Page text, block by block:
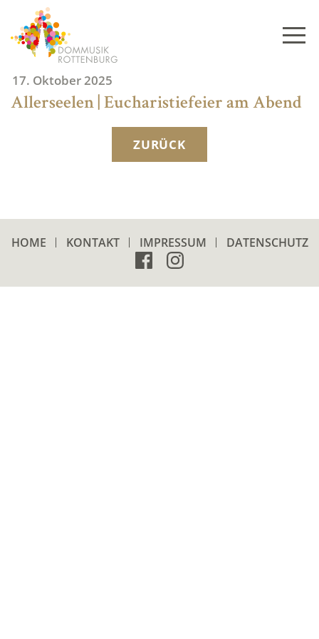
content
17. Oktober 2025
Allerseelen | Eucharistiefeier am Abend
ZURÜCK
HOME KONTAKT IMPRESSUM DATENSCHUTZ